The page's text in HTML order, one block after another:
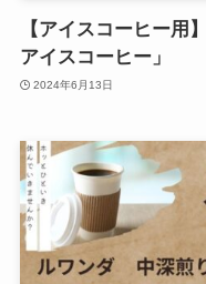
【アイスコーヒー用
アイスコーヒー」
2024年6月13日